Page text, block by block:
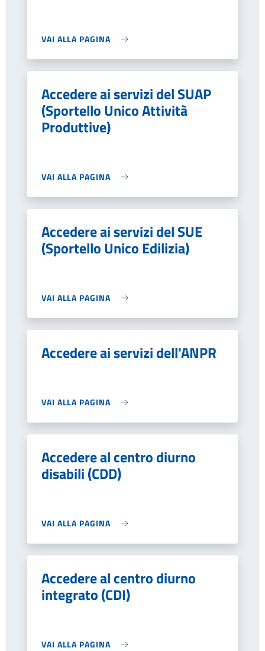
VAI ALLA PAGINA
Accedere ai servizi del SUAP
(Sportello Unico Attività
Produttive)
VAI ALLA PAGINA
Accedere ai servizi del SUE
(Sportello Unico Edilizia)
VAI ALLA PAGINA
Accedere ai servizi dell'ANPR
VAI ALLA PAGINA
Accedere al centro diurno
disabili (CDD)
VAI ALLA PAGINA
Accedere al centro diurno
integrato (CDI)
VAI ALLA PAGINA